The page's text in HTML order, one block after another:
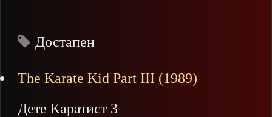
Достапен
The Karate Kid Part III (1989)
Дете Каратист 3